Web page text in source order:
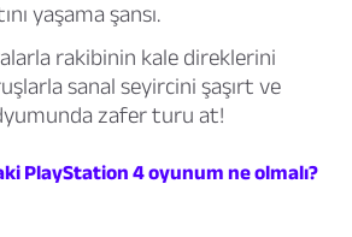
yaşama şansı.
rakibinin kale direklerini
sanal seyircini şaşırt ve
zafer turu at!
PlayStation 4 oyunum ne olmalı?